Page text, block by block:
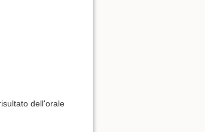
dell'orale